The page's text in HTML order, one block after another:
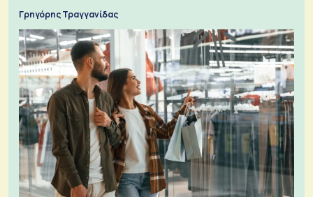
Γρηγόρης Τραγγανίδας